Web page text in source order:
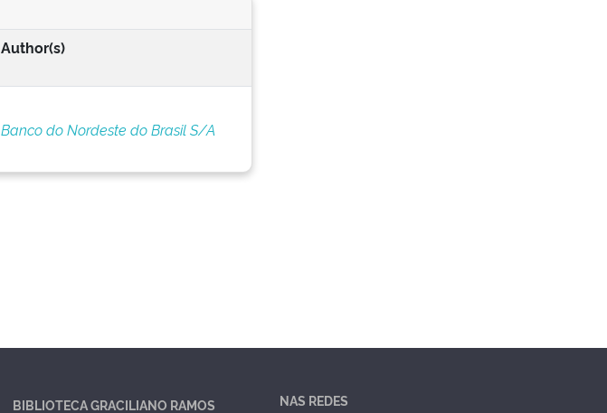
Author(s)
Banco do Nordeste do Brasil S/A
BIBLIOTECA GRACILIANO RAMOS NAS REDES